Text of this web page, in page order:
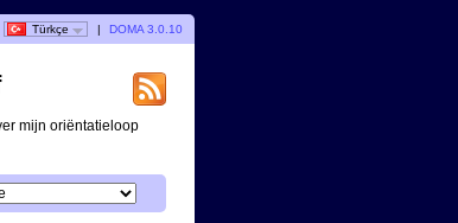
Türkçe | DOMA 3.0.10
mijn oriëntatieloop